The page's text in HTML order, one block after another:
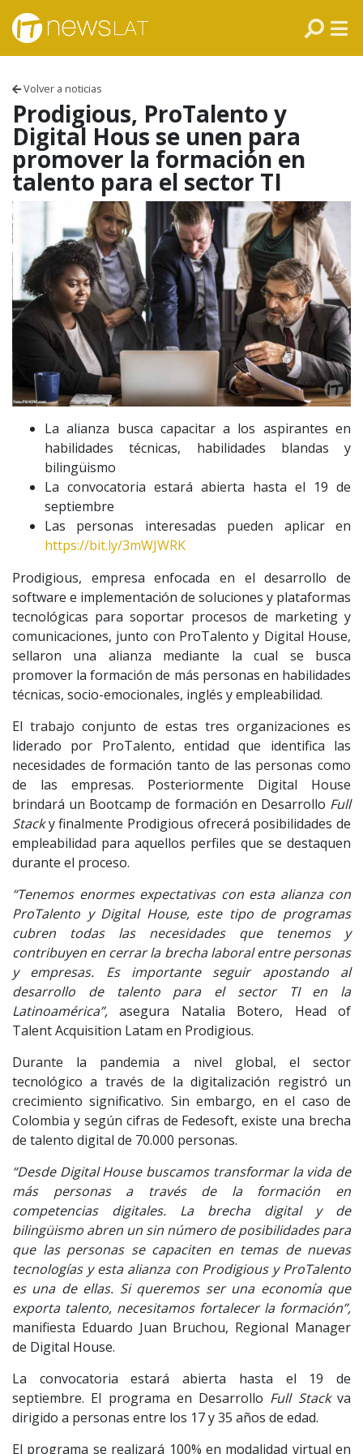
Skip to content
Volver a noticias
Prodigious, ProTalento y
Digital Hous se unen para
promover la formación en
talento para el sector TI
La alianza busca capacitar a los aspirantes en
habilidades técnicas, habilidades blandas y
bilingüismo
La convocatoria estará abierta hasta el 19 de
septiembre
Las personas interesadas pueden aplicar en
https://bit.ly/3mWJWRK
Prodigious, empresa enfocada en el desarrollo de
software e implementación de soluciones y plataformas
tecnológicas para soportar procesos de marketing y
comunicaciones, junto con ProTalento y Digital House,
sellaron una alianza mediante la cual se busca
promover la formación de más personas en habilidades
técnicas, socio-emocionales, inglés y empleabilidad.
El trabajo conjunto de estas tres organizaciones es
liderado por ProTalento, entidad que identifica las
necesidades de formación tanto de las personas como
de las empresas. Posteriormente Digital House
brindará un Bootcamp de formación en Desarrollo Full
Stacky finalmente Prodigious ofrecerá posibilidades de
empleabilidad para aquellos perfiles que se destaquen
durante el proceso.
“Tenemos enormes expectativas con esta alianza con
ProTalento y Digital House, este tipo de programas
cubren todas las necesidades que tenemos y
contribuyen en cerrar la brecha laboral entre personas
y empresas. Es importante seguir apostando al
desarrollo de talento para el sector TI en la
Latinoamérica”, asegura Natalia Botero, Head of
Talent Acquisition Latam en Prodigious.
Durante la pandemia a nivel global, el sector
tecnológico a través de la digitalización registró un
crecimiento significativo. Sin embargo, en el caso de
Colombia y según cifras de Fedesoft, existe una brecha
de talento digital de 70.000 personas.
“Desde Digital House buscamos transformar la vida de
más personas a través de la formación en
competencias digitales. La brecha digital y de
bilingüismo abren un sin número de posibilidades para
que las personas se capaciten en temas de nuevas
tecnologías y esta alianza con Prodigious y ProTalento
es una de ellas. Si queremos ser una economía que
exporta talento, necesitamos fortalecer la formación”,
manifiesta Eduardo Juan Bruchou, Regional Manager
de Digital House.
La convocatoria estará abierta hasta el 19 de
septiembre. El programa en Desarrollo Full Stackva
dirigido a personas entre los 17 y 35 años de edad.
El programa se realizará 100% en modalidad virtual en
VENEZUELA
ECUADOR
PERÚ
CHILE
ARGENTINA
MÉXICO